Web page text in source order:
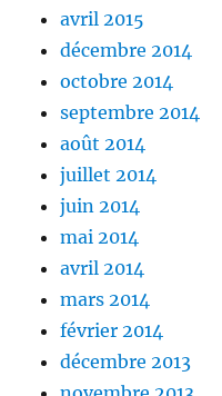
avril 2015
décembre 2014
octobre 2014
septembre 2014
août 2014
juillet 2014
juin 2014
mai 2014
avril 2014
mars 2014
février 2014
décembre 2013